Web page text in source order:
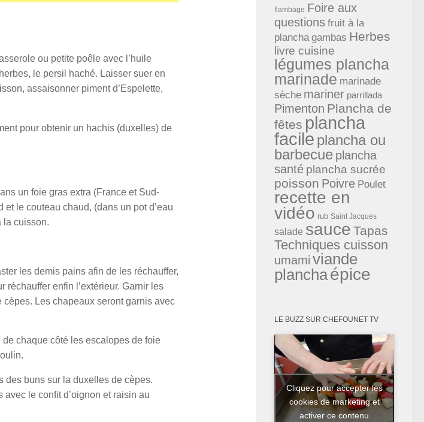
ou petite poêle avec l’huile
le persil haché. Laisser suer en
assaisonner piment d’Espelette,
pour obtenir un hachis (duxelles) de
un foie gras extra (France et Sud-
le couteau chaud, (dans un pot d’eau
la cuisson.
les demis pains afin de les réchauffer,
réchauffer enfin l’extérieur. Garnir les
Les chapeaux seront garnis avec
chaque côté les escalopes de foie
des buns sur la duxelles de cèpes.
le confit d’oignon et raisin au
flambage Foire aux
questions fruit à la
plancha gambas Herbes
livre cuisine
légumes plancha
marinade marinade
sèche mariner parrillada
Pimenton Plancha de
fêtes plancha
facile plancha ou
barbecue plancha
santé plancha sucrée
poisson Poivre Poulet
recette en
vidéo rub Saint Jacques
salade sauce Tapas
Techniques cuisson
umami viande
planchaépice
LE BUZZ SUR CHEFOUNET TV
Cliquez pour accepter les
cookies de marketing et
activer ce contenu